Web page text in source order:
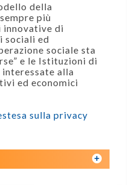
della
più
innovative di
sociali ed
sociale sta
e le Istituzioni di
alla
ed economici
sulla privacy